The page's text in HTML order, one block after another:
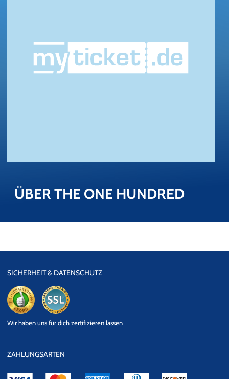
ÜBER THE ONE HUND­RED
SICHERHEIT & DATENSCHUTZ
Datensicherheit
Wir haben uns für dich zertifizieren lassen
ZAHLUNGSARTEN